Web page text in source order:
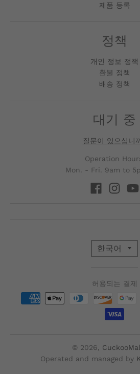
제품 등록
정책
개인 정보 정책
환불 정책
배송 정책
대기 중
질문이 있으십니
Operation
Mon. - Fri. 9am to
T
R
A
S
한국어
허용되는 결제
© 2026,
Operated and managed by